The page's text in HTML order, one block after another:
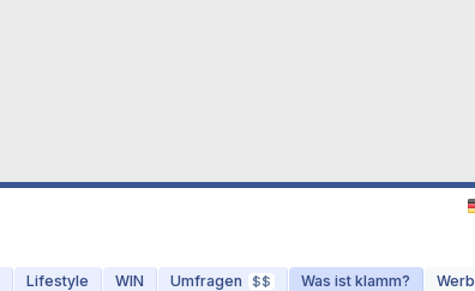
Lifestyle WIN Umfragen $$ Was ist klamm?